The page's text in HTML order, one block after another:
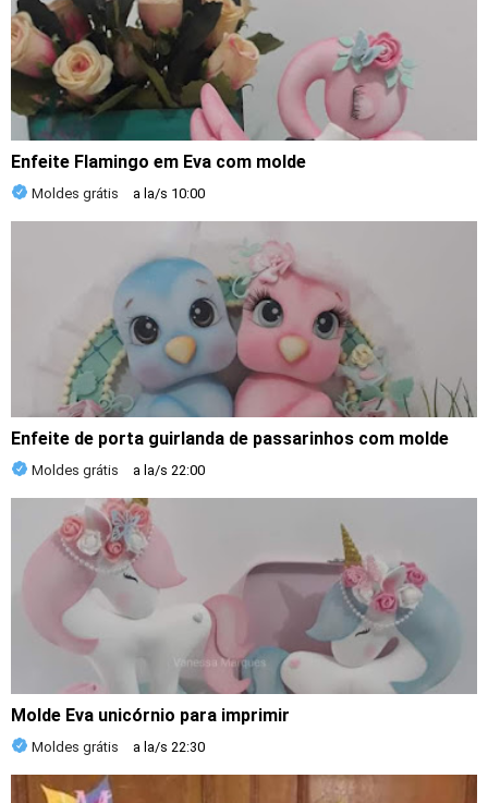
Enfeite Flamingo em Eva com molde
Moldes grátis a la/s 10:00
Enfeite de porta guirlanda de passarinhos com molde
Moldes grátis a la/s 22:00
Molde Eva unicórnio para imprimir
Moldes grátis a la/s 22:30